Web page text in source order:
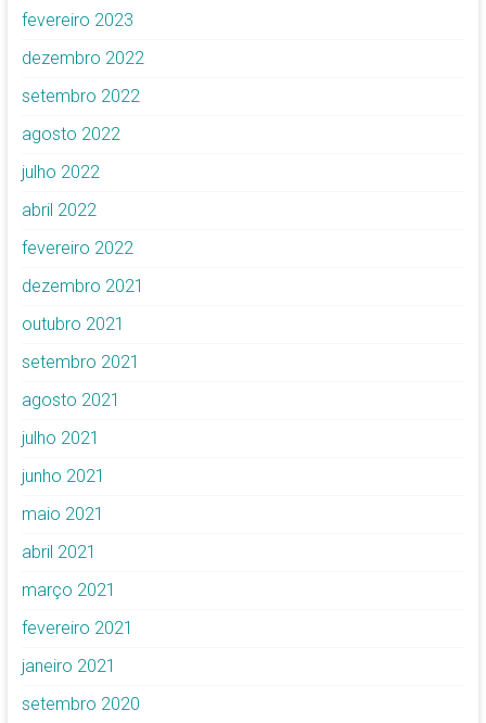
fevereiro 2023
dezembro 2022
setembro 2022
agosto 2022
julho 2022
abril 2022
fevereiro 2022
dezembro 2021
outubro 2021
setembro 2021
agosto 2021
julho 2021
junho 2021
maio 2021
abril 2021
março 2021
fevereiro 2021
janeiro 2021
setembro 2020